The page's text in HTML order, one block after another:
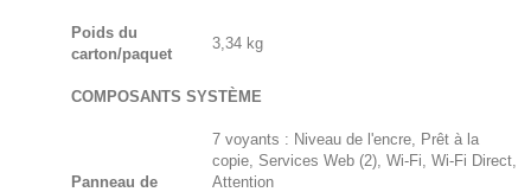
Poids du
carton/paquet
3,34 kg
COMPOSANTS SYSTÈME
Panneau de
7 voyants : Niveau de l'encre, Prêt à la
copie, Services Web (2), Wi-Fi, Wi-Fi Direct,
Attention